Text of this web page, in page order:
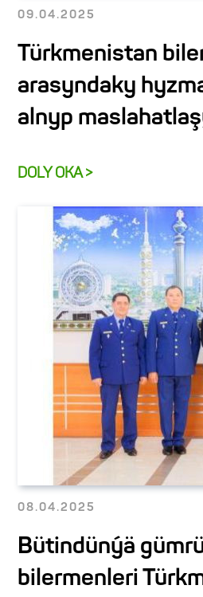
09.04.2025
Türkmenistan
arasyndaky
alnyp
DOLY OKA >
08.04.2025
Bütindünýä
bilermenleri